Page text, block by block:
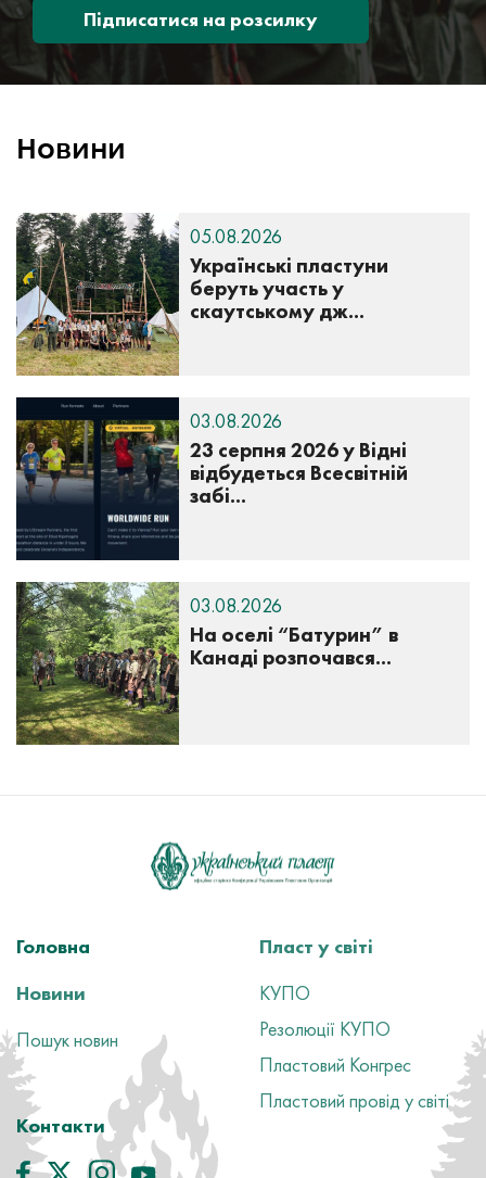
Підписатися на розсилку
Новини
Українські пластуни
беруть участь у
скаутському дж...
05.08.2026
23 серпня 2026 у Відні
відбудеться Всесвітній
забі...
03.08.2026
На оселі “Батурин” в
Канаді розпочався...
03.08.2026
Головна
Новини
Пошук новин
Пласт у світі
КУПО
Резолюції КУПО
Пластовий Конгрес
Пластовий провід у світі
Контакти